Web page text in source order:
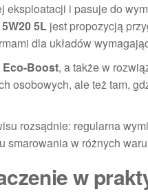
i pasuje do
5L jest propozycją
dla układów
Eco-Boost, a także w
osobowych, ale też tam,
rozsądnie: regularna
smarowania w różnych
w